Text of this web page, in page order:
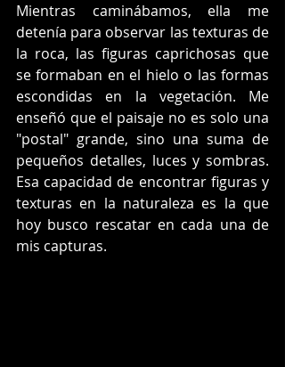
Mientras caminábamos, ella me
detenía para observar las texturas de
la roca, las figuras caprichosas que
se formaban en el hielo o las formas
escondidas en la vegetación. Me
enseñó que el paisaje no es solo una
"postal" grande, sino una suma de
pequeños detalles, luces y sombras.
Esa capacidad de encontrar figuras y
texturas en la naturaleza es la que
hoy busco rescatar en cada una de
mis capturas.